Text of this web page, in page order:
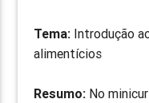
Tema: Introdução
alimentícios
Resumo: No